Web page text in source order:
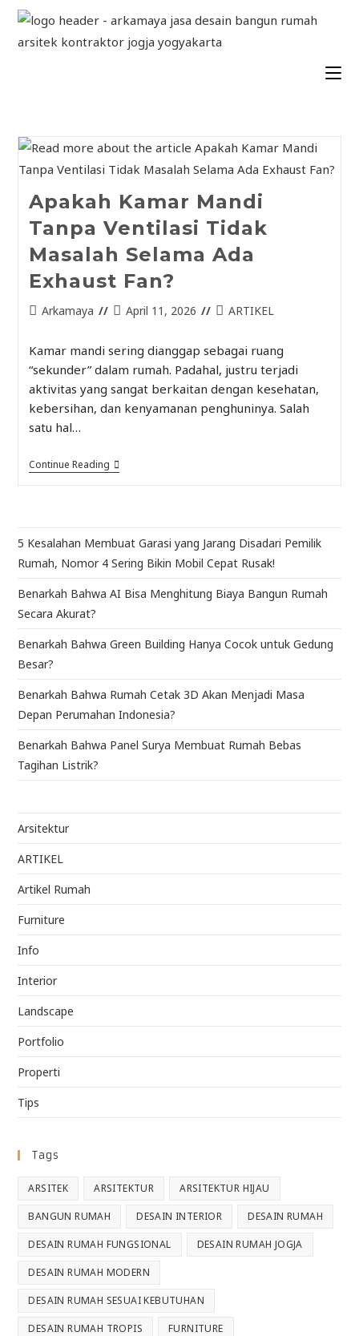
Apakah Kamar Mandi
Tanpa Ventilasi Tidak
Masalah Selama Ada
Exhaust Fan?
Arkamaya April 11, 2026 ARTIKEL
Kamar mandi sering dianggap sebagai ruang
“sekunder” dalam rumah. Padahal, justru terjadi
aktivitas yang sangat berkaitan dengan kesehatan,
kebersihan, dan kenyamanan penghuninya. Salah
satu hal…
Continue Reading
5 Kesalahan Membuat Garasi yang Jarang Disadari Pemilik
Rumah, Nomor 4 Sering Bikin Mobil Cepat Rusak!
Benarkah Bahwa AI Bisa Menghitung Biaya Bangun Rumah
Secara Akurat?
Benarkah Bahwa Green Building Hanya Cocok untuk Gedung
Besar?
Benarkah Bahwa Rumah Cetak 3D Akan Menjadi Masa
Depan Perumahan Indonesia?
Benarkah Bahwa Panel Surya Membuat Rumah Bebas
Tagihan Listrik?
Arsitektur
ARTIKEL
Artikel Rumah
Furniture
Info
Interior
Landscape
Portfolio
Properti
Tips
Tags
ARSITEK ARSITEKTUR ARSITEKTUR HIJAU
BANGUN RUMAH DESAIN INTERIOR DESAIN RUMAH
DESAIN RUMAH FUNGSIONAL DESAIN RUMAH JOGJA
DESAIN RUMAH MODERN
DESAIN RUMAH SESUAI KEBUTUHAN
DESAIN RUMAH TROPIS FURNITURE